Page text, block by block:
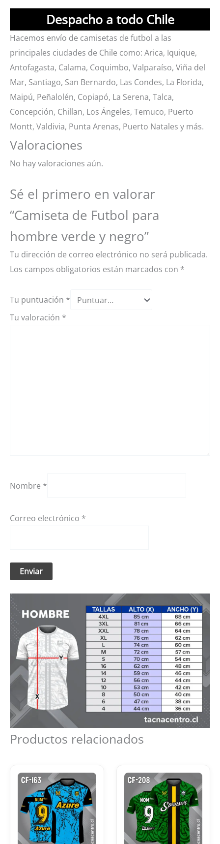
Despacho a todo Chile
Hacemos envío de camisetas de futbol a las
principales ciudades de Chile como: Arica, Iquique,
Antofagasta, Calama, Coquimbo, Valparaíso, Viña del
Mar, Santiago, San Bernardo, Las Condes, La Florida,
Maipú, Peñalolén, Copiapó, La Serena, Talca,
Concepción, Chillan, Los Ángeles, Temuco, Puerto
Montt, Valdivia, Punta Arenas, Puerto Natales y más.
Valoraciones
No hay valoraciones aún.
Sé el primero en valorar
“Camiseta de Futbol para
hombre verde y negro”
Tu dirección de correo electrónico no será publicada.
Los campos obligatorios están marcados con *
Tu puntuación *
Tu valoración *
Nombre *
Correo electrónico *
Productos relacionados